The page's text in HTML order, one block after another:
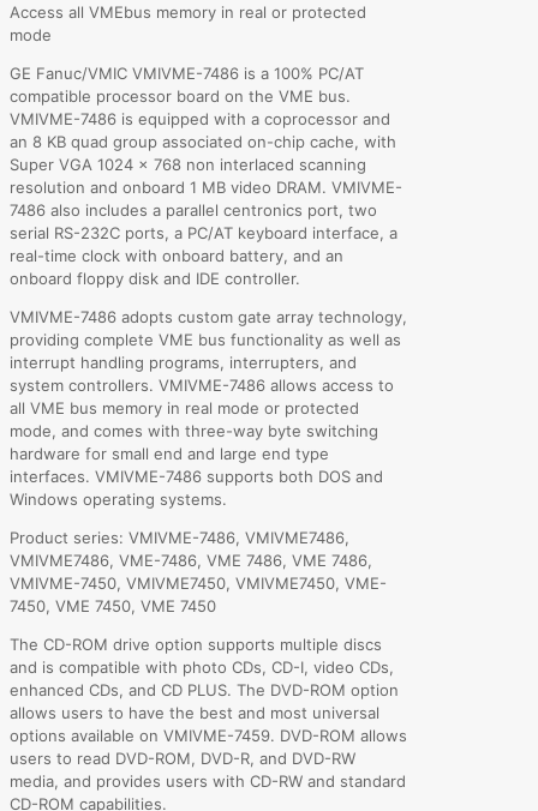
Access all VMEbus memory in real or protected
mode
GE Fanuc/VMIC VMIVME-7486 is a 100% PC/AT
compatible processor board on the VME bus.
VMIVME-7486 is equipped with a coprocessor and
an 8 KB quad group associated on-chip cache, with
Super VGA 1024 x 768 non interlaced scanning
resolution and onboard 1 MB video DRAM. VMIVME-
7486 also includes a parallel centronics port, two
serial RS-232C ports, a PC/AT keyboard interface, a
real-time clock with onboard battery, and an
onboard floppy disk and IDE controller.
VMIVME-7486 adopts custom gate array technology,
providing complete VME bus functionality as well as
interrupt handling programs, interrupters, and
system controllers. VMIVME-7486 allows access to
all VME bus memory in real mode or protected
mode, and comes with three-way byte switching
hardware for small end and large end type
interfaces. VMIVME-7486 supports both DOS and
Windows operating systems.
Product series: VMIVME-7486, VMIVME7486,
VMIVME7486, VME-7486, VME 7486, VME 7486,
VMIVME-7450, VMIVME7450, VMIVME7450, VME-
7450, VME 7450, VME 7450
The CD-ROM drive option supports multiple discs
and is compatible with photo CDs, CD-I, video CDs,
enhanced CDs, and CD PLUS. The DVD-ROM option
allows users to have the best and most universal
options available on VMIVME-7459. DVD-ROM allows
users to read DVD-ROM, DVD-R, and DVD-RW
media, and provides users with CD-RW and standard
CD-ROM capabilities.